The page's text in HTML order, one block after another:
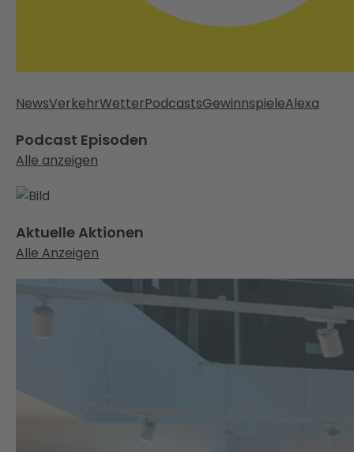
NewsVerkehrWetterPodcastsGewinnspieleAlexa
Podcast Episoden
Alle anzeigen
Aktuelle Aktionen
Alle Anzeigen